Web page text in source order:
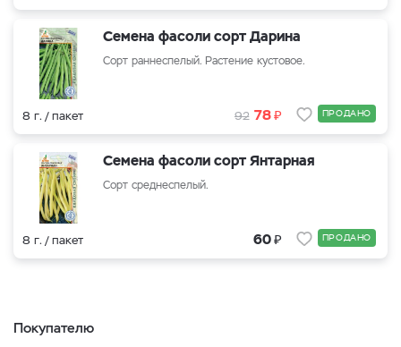
Семена фасоли сорт Дарина
Сорт раннеспелый. Растение кустовое.
8 г. / пакет 92 78₽ ПРОДАНО
Семена фасоли сорт Янтарная
Сорт среднеспелый.
8 г. / пакет 60₽ ПРОДАНО
Покупателю